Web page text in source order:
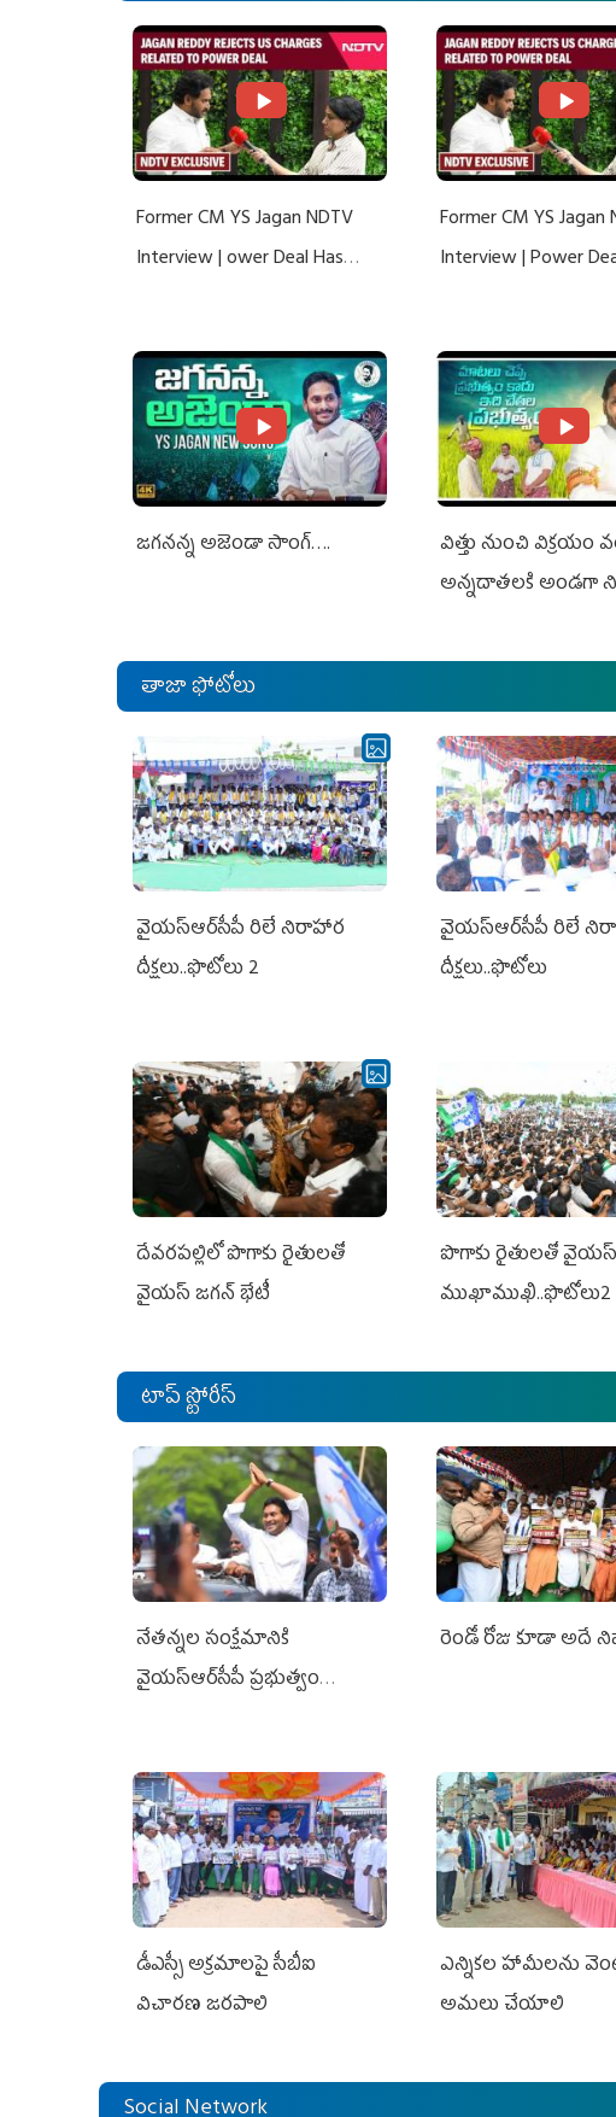
Former CM YS Jagan NDTV
Interview | ower Deal Has
Former CM YS Jagan
Interview | Power
జగనన్న అజెండా సాంగ్….
విత్తు నుంచి విక్రయం
అన్నదాతలకి అండగా
తాజా ఫోటోలు
వైయ‌స్ఆర్‌సీపీ రిలే నిరాహార
దీక్షలు..ఫొటోలు 2
వైయ‌స్ఆర్‌సీపీ రిలే
దీక్షలు..ఫొటోలు
దేవరపల్లిలో పొగాకు రైతులతో
వైయస్ జగన్ భేటీ
పొగాకు రైతుల‌తో
ముఖాముఖి..ఫొటోలు2
టాప్ స్టోరీస్
నేతన్నల సంక్షేమానికి
వైయ‌స్ఆర్‌సీపీ ప్రభుత్వం
రెండో రోజు కూడా అదే
డీఎస్సీ అక్రమాలపై సీబీఐ
విచారణ జరపాలి
ఎన్నికల హామీలను
అమలు చేయాలి